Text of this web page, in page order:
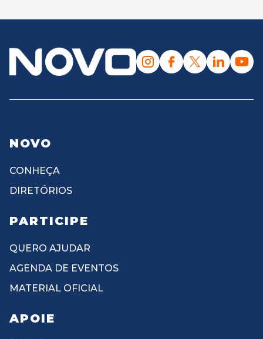
NOVO
CONHEÇA
DIRETÓRIOS
PARTICIPE
QUERO AJUDAR
AGENDA DE EVENTOS
MATERIAL OFICIAL
APOIE